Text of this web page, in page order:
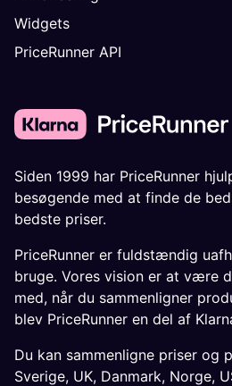
Widgets
PriceRunner API
Siden 1999 har PriceRunner
besøgende med at finde de
bedste priser.
PriceRunner er fuldstændig
bruge. Vores vision er at være
med, når du sammenligner
blev PriceRunner en del af
Du kan sammenligne priser og
Sverige, UK, Danmark, Norge,